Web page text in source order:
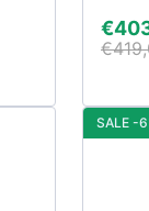
€
€
SALE -